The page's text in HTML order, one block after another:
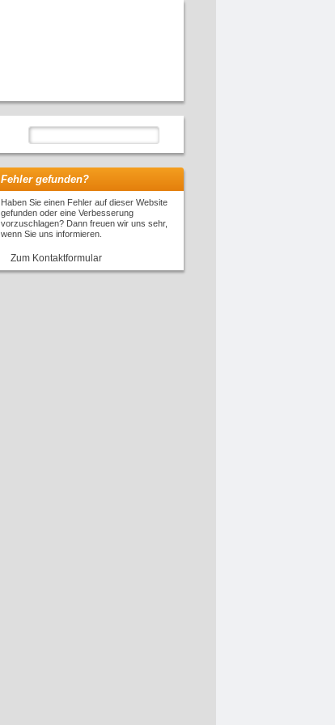
Fehler gefunden?
Haben Sie einen Fehler auf dieser Website
gefunden oder eine Verbesserung
vorzuschlagen? Dann freuen wir uns sehr,
wenn Sie uns informieren.
Zum Kontaktformular